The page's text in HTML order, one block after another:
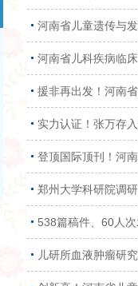
河南省儿童遗传与
河南省儿科疾病临
援非再出发！河南
实力认证！张万存
登顶国际顶刊！河
郑州大学科研院调
538篇稿件、60人
儿研所血液肿瘤研